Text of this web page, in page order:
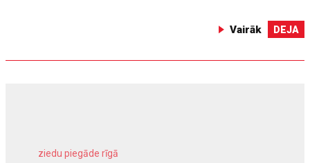
Vairāk DEJA
ziedu piegāde rīgā